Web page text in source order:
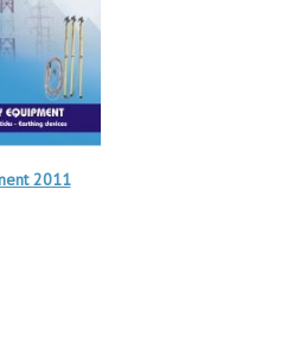
2011